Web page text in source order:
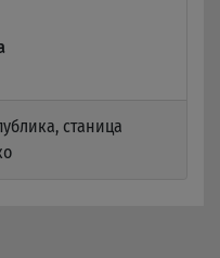
станица